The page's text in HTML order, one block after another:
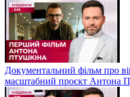
Документальний фільм про
масштабний проєкт Антона